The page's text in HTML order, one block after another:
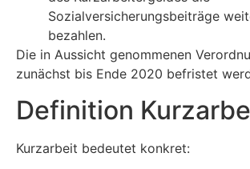
Sozialversicherungsbeiträge
bezahlen.
Die in Aussicht genommenen
zunächst bis Ende 2020 befristet
Definition
Kurzarbeit bedeutet konkret: